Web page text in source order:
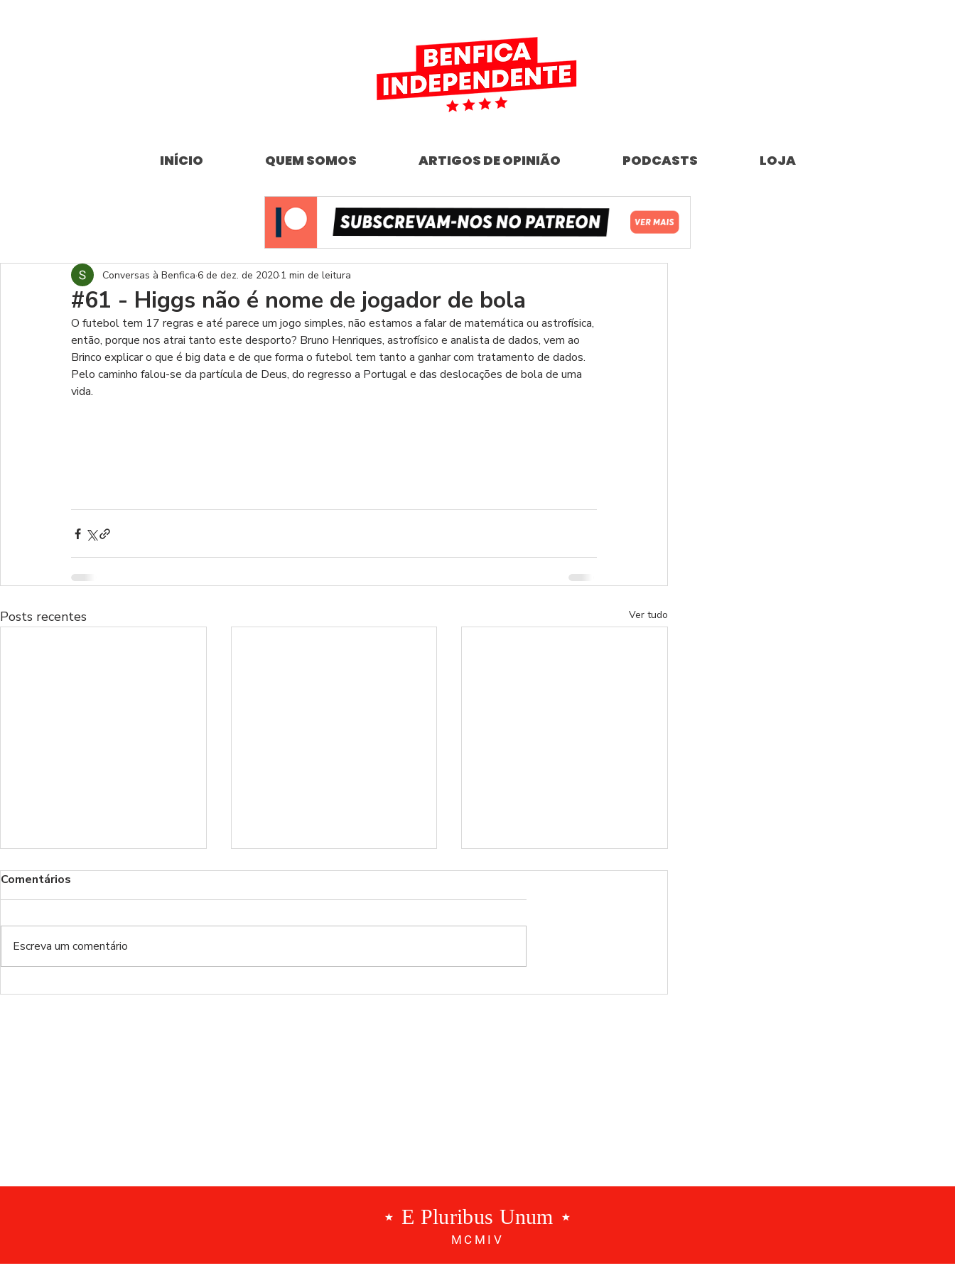
INÍCIO QUEM SOMOS ARTIGOS DE OPINIÃO PODCASTS LOJA
#61 - Higgs não é nome de jogador de bola
Conversas à Benfica 6 de dez. de 2020 1 min de leitura
O futebol tem 17 regras e até parece um jogo simples, não estamos a falar de matemática ou astrofísica,
então, porque nos atrai tanto este desporto? Bruno Henriques, astrofísico e analista de dados, vem ao
Brinco explicar o que é big data e de que forma o futebol tem tanto a ganhar com tratamento de dados.
Pelo caminho falou-se da partícula de Deus, do regresso a Portugal e das deslocações de bola de uma
vida.
Posts recentes Ver tudo
Brinco do Baptista | O
Brinco do Baptista | Tudo
#99 Temos 99 problemas
Comentários
Escreva um comentário
⋆ E Pluribus Unum ⋆
MCMIV